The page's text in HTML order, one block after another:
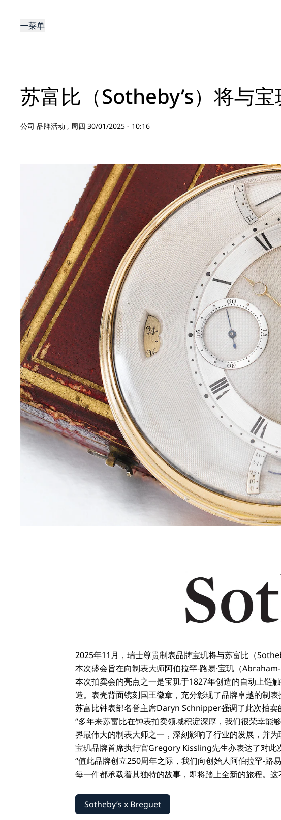
菜单
苏富比（Sotheby’s）将与
公司 品牌活动 , 周四 30/01/2025 - 10:16
2025年11月，瑞士尊贵制表品牌宝玑将与苏富比（
本次盛会旨在向制表大师阿伯拉罕-路易·宝玑（
本次拍卖会的亮点之一是宝玑于1827年创造的自动上链
造。表壳背面镌刻国王徽章，充分彰现了品牌卓越的制
苏富比钟表部名誉主席Daryn Schnipper强调了此次拍卖
“多年来苏富比在钟表拍卖领域积淀深厚，我们很荣幸能
界最伟大的制表大师之一，深刻影响了行业的发展，并
宝玑品牌首席执行官Gregory Kissling先生亦表达了对此
“值此品牌创立250周年之际，我们向创始人阿伯拉罕-路
每一件都承载着其独特的故事，即将踏上全新的旅程。
Sotheby’s x Breguet